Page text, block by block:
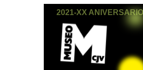
2021-XX ANIVERSARIO